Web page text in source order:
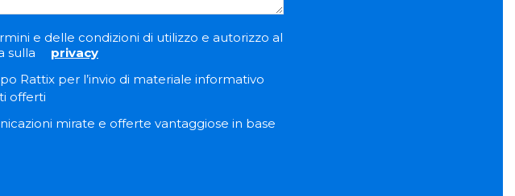
e delle condizioni di utilizzo e autorizzo al
sulla
privacy
Rattix per l’invio di materiale informativo
offerti
mirate e offerte vantaggiose in base